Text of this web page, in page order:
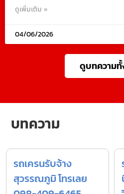
ดูเพิ่มเติม »
04/06/2026
ดูบทความ
บทความ
รถเครนรับจ้าง
สุวรรณภูมิ โทรเลย